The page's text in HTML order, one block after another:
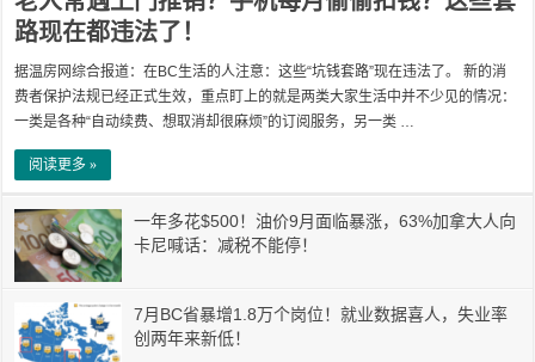
路现在都违法了！
据温房网综合报道：在BC生活的人注意：这些“坑钱套路”现在违法了。 新的消
费者保护法规已经正式生效，重点盯上的就是两类大家生活中并不少见的情况：
一类是各种“自动续费、想取消却很麻烦”的订阅服务，另一类 …
阅读更多 »
一年多花$500！油价9月面临暴涨，63%加拿大人向
卡尼喊话：减税不能停！
7月BC省暴增1.8万个岗位！就业数据喜人，失业率
创两年来新低！